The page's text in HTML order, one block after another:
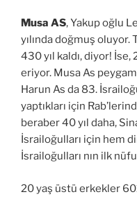
Musa AS, Yakup oğlu
yılında doğmuş oluyor.
430 yıl kaldı, diyor! İse,
eriyor. Musa As
Harun As da 83.
yaptıkları için
beraber 40 yıl daha,
İsrailoğulları için hem
İsrailoğulları nın ilk
20 yaş üstü erkekler